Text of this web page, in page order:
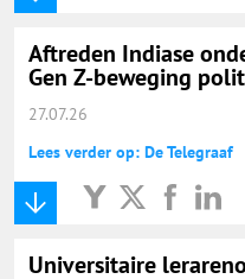
Aftreden Indiase
Gen Z-beweging
27.07.26
Lees verder op: De Telegraaf
Universitaire